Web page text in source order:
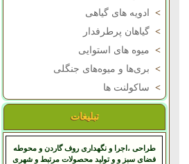
>
ادویه های گیاهی
> گیاهان پرطرفدار
> میوه های استوایی
> بری‌ها و میوه‌های جنگلی
> ساکولنت ها
تبلیغات
طراحی ،اجرا و نگهداری روف گاردن و محوطه
فضای سبز و و تولید محصولات مرتبط و شهری